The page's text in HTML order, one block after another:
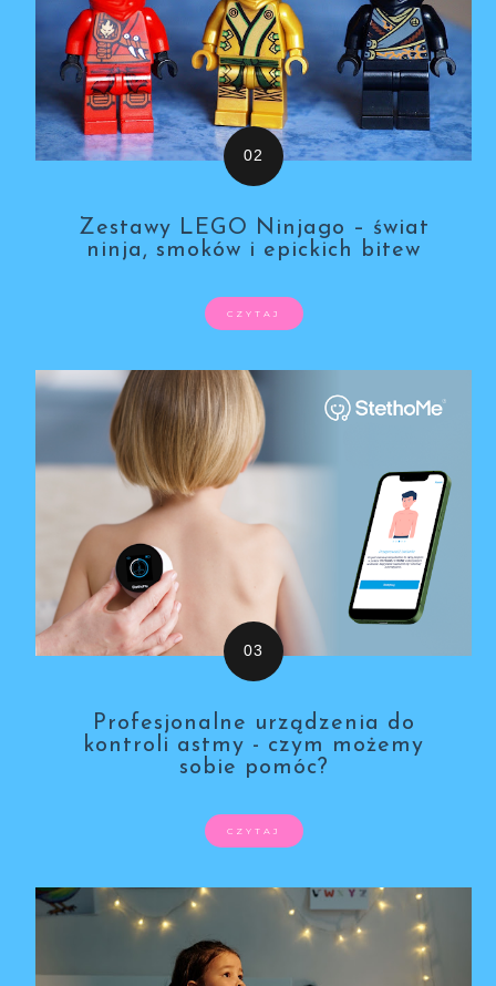
Zestawy LEGO Ninjago – świat
ninja, smoków i epickich bitew
CZYTAJ
Profesjonalne urządzenia do
kontroli astmy - czym możemy
sobie pomóc?
CZYTAJ